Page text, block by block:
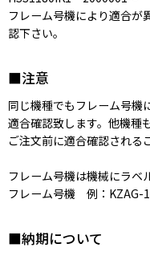
フレーム号機により適合が
認下さい。
■注意
同じ機種でもフレーム号機
適合確認致します。他機種
ご注文前に適合確認される
フレーム号機は機械にラベ
フレーム号機 例：KZAG-
■納期について